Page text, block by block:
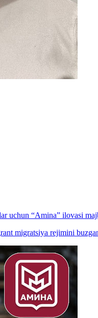
uchun “Amina” ilovasi
migratsiya rejimini